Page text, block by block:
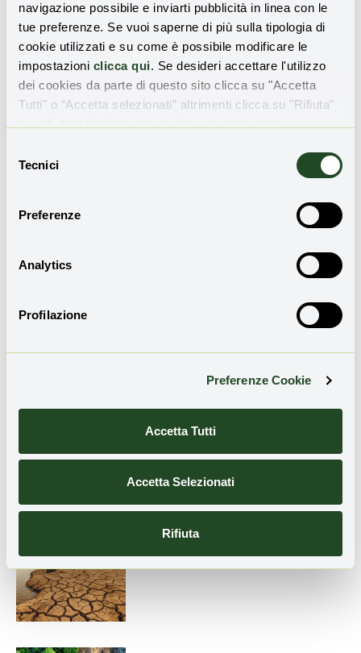
navigazione possibile e inviarti pubblicità in linea con le
tue preferenze. Se vuoi saperne di più sulla tipologia di
cookie utilizzati e su come è possibile modificare le
impostazioni clicca qui. Se desideri accettare l'utilizzo
dei cookies da parte di questo sito clicca su "Accetta
Tutti" o “Accetta selezionati” altrimenti clicca su "Rifiuta"
delTecnici
Preferenze
Analytics
Profilazione
Preferenze Cookie
Accetta Tutti
Accetta Selezionati
Rifiuta
Redazione
mappatura dei Rifugi climatici in
città
La crisi dell’acqua nel clima che